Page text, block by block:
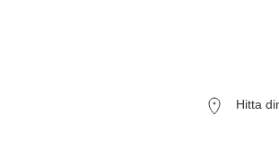
Hitta